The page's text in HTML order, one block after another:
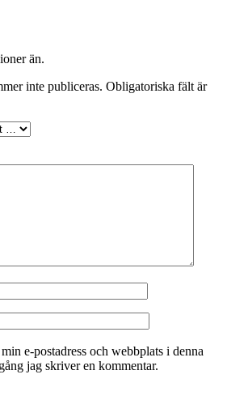
än.
inte publiceras. Obligatoriska fält är
e-postadress och webbplats i denna
jag skriver en kommentar.